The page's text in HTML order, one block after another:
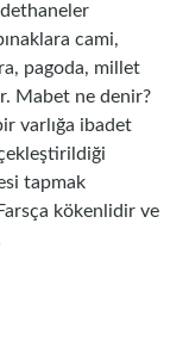
cami,
pagoda, millet
Mabet ne denir?
varlığa ibadet
tapmak
kökenlidir ve